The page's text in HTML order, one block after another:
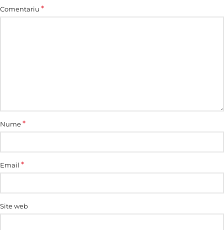
Comentariu *
Nume*
Email *
Site web